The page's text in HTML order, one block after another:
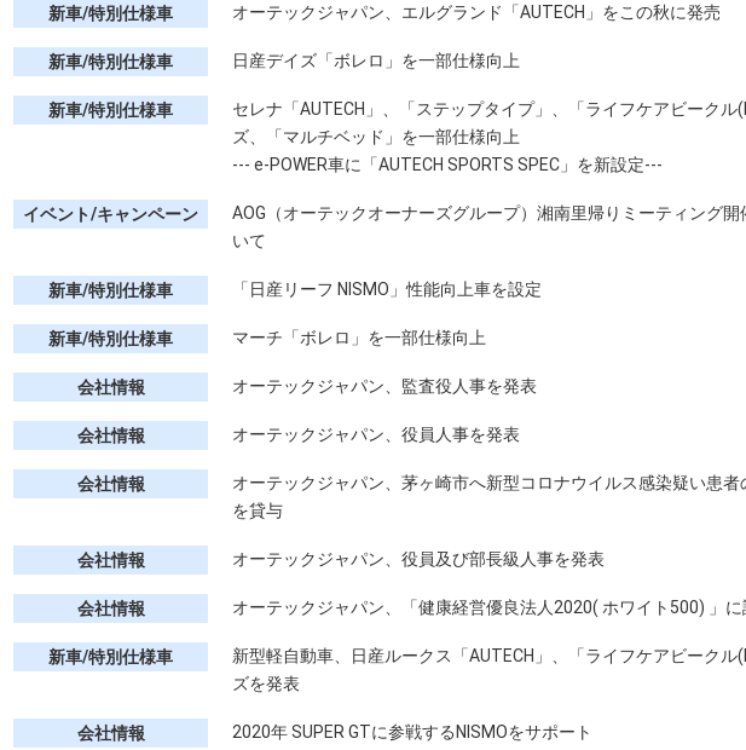
新車/特別仕様車 オーテックジャパン、エルグランド「AUTECH」をこの秋に発売
新車/特別仕様車 日産デイズ「ボレロ」を一部仕様向上
新車/特別仕様車
セレナ「AUTECH」、「ステップタイプ」、「ライフケアビークル
ズ、「マルチベッド」を一部仕様向上
--- e-POWER車に「AUTECH SPORTS SPEC」を新設定---
イベント/キャンペーン
AOG（オーテックオーナーズグループ）湘南里帰りミーティング開
いて
新車/特別仕様車 「日産リーフ NISMO」性能向上車を設定
新車/特別仕様車 マーチ「ボレロ」を一部仕様向上
会社情報 オーテックジャパン、監査役人事を発表
会社情報 オーテックジャパン、役員人事を発表
会社情報
オーテックジャパン、茅ヶ崎市へ新型コロナウイルス感染疑い患者
を貸与
会社情報 オーテックジャパン、役員及び部長級人事を発表
会社情報 オーテックジャパン、「健康経営優良法人2020( ホワイト500) 」に
新車/特別仕様車
新型軽自動車、日産ルークス「AUTECH」、「ライフケアビークル
ズを発表
会社情報 2020年 SUPER GTに参戦するNISMOをサポート